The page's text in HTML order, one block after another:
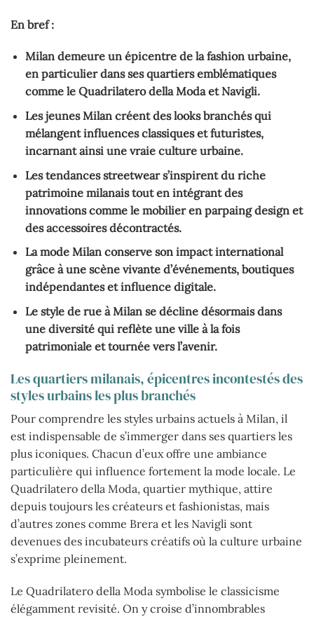
En bref :
Milan demeure un épicentre de la fashion urbaine,
en particulier dans ses quartiers emblématiques
comme le Quadrilatero della Moda et Navigli.
Les jeunes Milan créent des looks branchés qui
mélangent influences classiques et futuristes,
incarnant ainsi une vraie culture urbaine.
Les tendances streetwear s’inspirent du riche
patrimoine milanais tout en intégrant des
innovations comme le mobilier en parpaing design et
des accessoires décontractés.
La mode Milan conserve son impact international
grâce à une scène vivante d’événements, boutiques
indépendantes et influence digitale.
Le style de rue à Milan se décline désormais dans
une diversité qui reflète une ville à la fois
patrimoniale et tournée vers l’avenir.
Les quartiers milanais, épicentres incontestés des
styles urbains les plus branchés
Pour comprendre les styles urbains actuels à Milan, il
est indispensable de s’immerger dans ses quartiers les
plus iconiques. Chacun d’eux offre une ambiance
particulière qui influence fortement la mode locale. Le
Quadrilatero della Moda, quartier mythique, attire
depuis toujours les créateurs et fashionistas, mais
d’autres zones comme Brera et les Navigli sont
devenues des incubateurs créatifs où la culture urbaine
s’exprime pleinement.
Le Quadrilatero della Moda symbolise le classicisme
élégamment revisité. On y croise d’innombrables